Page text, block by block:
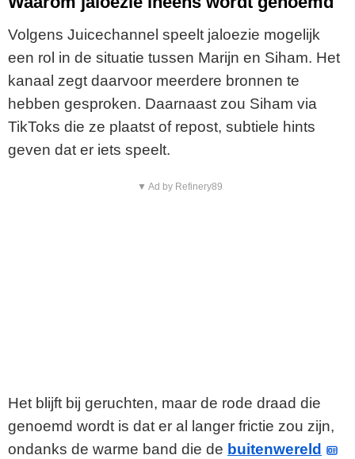
Volgens Juicechannel speelt jaloezie mogelijk
een rol in de situatie tussen Marijn en Siham. Het
kanaal zegt daarvoor meerdere bronnen te
hebben gesproken. Daarnaast zou Siham via
TikToks die ze plaatst of repost, subtiele hints
geven dat er iets speelt.
▼ Ad by Refinery89
Het blijft bij geruchten, maar de rode draad die
genoemd wordt is dat er al langer frictie zou zijn,
ondanks de warme band die de buitenwereld